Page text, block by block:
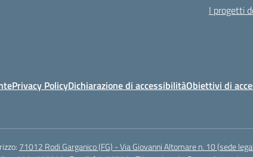
I progetti
Privacy PolicyDichiarazione di accessibilitàObiettivi di
71012 Rodi Garganico (FG) - Via Giovanni Altomare n. 10 (sede